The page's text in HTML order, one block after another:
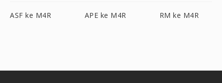
ASF ke M4R APE ke M4R RM ke M4R